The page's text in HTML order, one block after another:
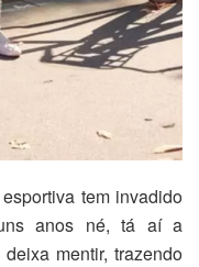
tem invadido
anos né, tá aí a
mentir, trazendo